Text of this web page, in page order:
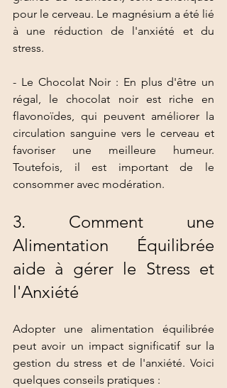
pour le cerveau. Le magnésium a été lié
à une réduction de l'anxiété et du
stress.
- Le Chocolat Noir : En plus d'être un
régal, le chocolat noir est riche en
flavonoïdes, qui peuvent améliorer la
circulation sanguine vers le cerveau et
favoriser une meilleure humeur.
Toutefois, il est important de le
consommer avec modération.
3. Comment une
Alimentation Équilibrée
aide à gérer le Stress et
l'Anxiété
Adopter une alimentation équilibrée
peut avoir un impact significatif sur la
gestion du stress et de l'anxiété. Voici
quelques conseils pratiques :